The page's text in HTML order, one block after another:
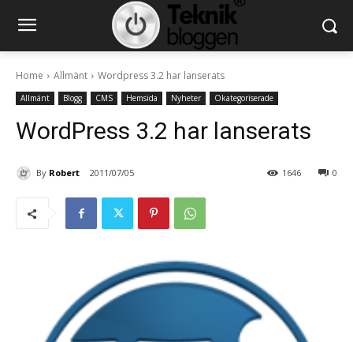
Home Allmänt Wordpress 3.2 har lanserats
Allmänt Blogg CMS Hemsida Nyheter Okategoriserade
WordPress 3.2 har lanserats
By Robert 2011/07/05 0
1646